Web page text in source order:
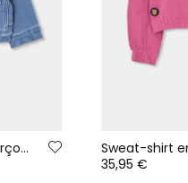
Veste denim maille garçon bleu avec col molleton
35,95 €